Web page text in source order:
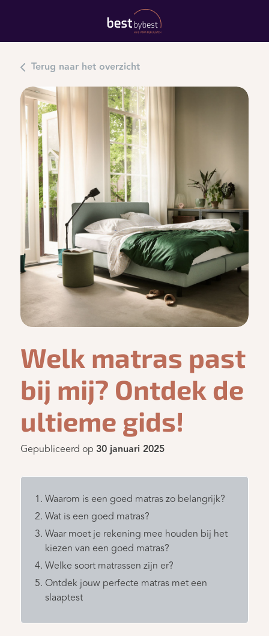
Terug naar het overzicht
Welk matras past
bij mij? Ontdek de
ultieme gids!
Gepubliceerd op 30 januari 2025
Waarom is een goed matras zo belangrijk?
Wat is een goed matras?
Waar moet je rekening mee houden bij het
kiezen van een goed matras?
Welke soort matrassen zijn er?
Ontdek jouw perfecte matras met een
slaaptest